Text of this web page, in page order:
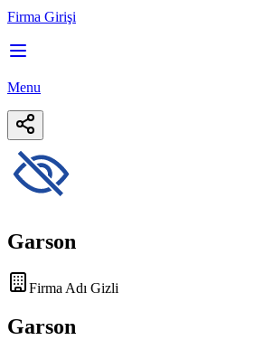
Firma Girişi
Menu
Garson
Firma Adı Gizli
Garson